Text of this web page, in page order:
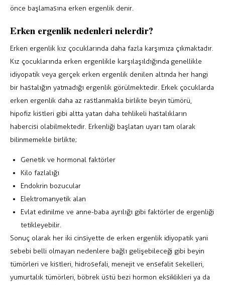
önce başlamasına erken ergenlik denir.
Erken ergenlik nedenleri nelerdir?
Erken ergenlik kız çocuklarında daha fazla karşımıza çıkmaktadır.
Kız çocuklarında erken ergenlikle karşılaşıldığında genellikle
idiyopatik veya gerçek erken ergenlik denilen altında her hangi
bir hastalığın yatmadığı ergenlik görülmektedir. Erkek çocuklarda
erken ergenlik daha az rastlanmakla birlikte beyin tümörü,
hipofiz kistleri gibi altta yatan daha tehlikeli hastalıkların
habercisi olabilmektedir. Erkenliği başlatan uyarı tam olarak
bilinmemekle birlikte;
Genetik ve hormonal faktörler
Kilo fazlalığı
Endokrin bozucular
Elektromanyetik alan
Evlat edinilme ve anne-baba ayrılığı gibi faktörler de ergenliği
tetikleyebilir.
Sonuç olarak her iki cinsiyette de erken ergenlik idiyopatik yani
sebebi belli olmayan nedenlere bağlı gelişebileceği gibi beyin
tümörleri ve kistleri, hidrosefali, menejit ve ensefalit sekelleri,
yumurtalık tümörleri, böbrek üstü bezi hormon eksiklikleri ya da